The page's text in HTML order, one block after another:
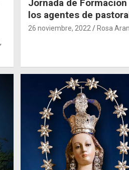
Jornada de
los agentes de
26 noviembre, 2022 Rosa